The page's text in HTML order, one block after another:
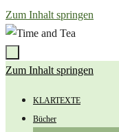
Zum Inhalt springen
Zum Inhalt springen
KLARTEXTE
Bücher